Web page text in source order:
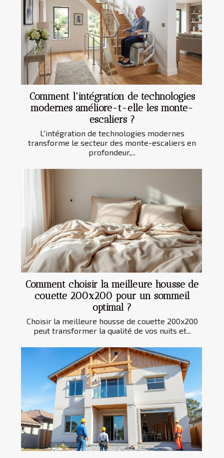
Comment l'intégration de technologies
modernes améliore-t-elle les monte-
escaliers ?
L'intégration de technologies modernes
transforme le secteur des monte-escaliers en
profondeur,...
Comment choisir la meilleure housse de
couette 200x200 pour un sommeil
optimal ?
Choisir la meilleure housse de couette 200x200
peut transformer la qualité de vos nuits et...